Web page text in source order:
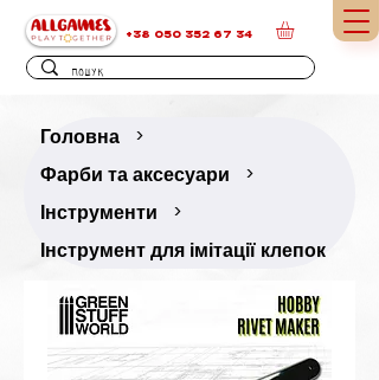
+38 050 352 67 34
Головна >
Фарби та аксесуари >
Інструменти >
Інструмент для імітації клепок